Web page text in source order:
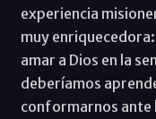
experiencia
muy
amar a Dios en la
deberíamos
conformarnos ante